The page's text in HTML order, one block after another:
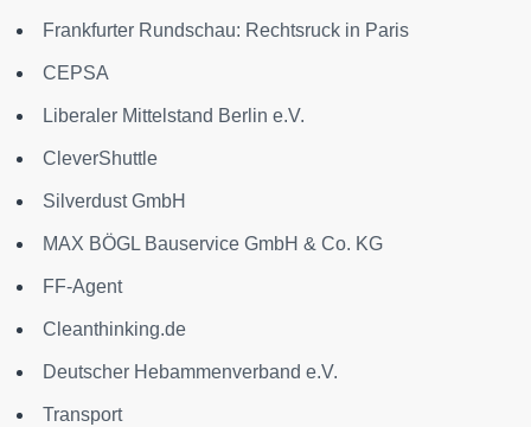
Frankfurter Rundschau: Rechtsruck in Paris
CEPSA
Liberaler Mittelstand Berlin e.V.
CleverShuttle
Silverdust GmbH
MAX BÖGL Bauservice GmbH & Co. KG
FF-Agent
Cleanthinking.de
Deutscher Hebammenverband e.V.
Transport